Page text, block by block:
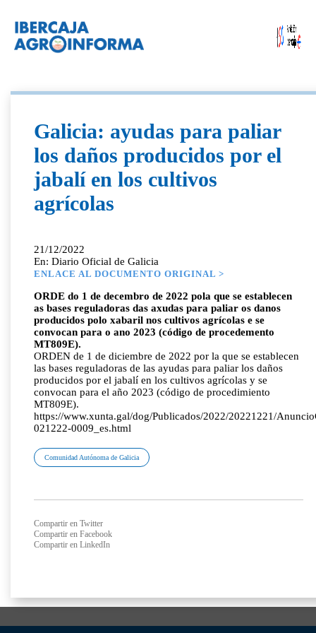
Galicia: ayudas para paliar
los daños producidos por el
jabalí en los cultivos
agrícolas
21/12/2022
En: Diario Oficial de Galicia
ENLACE AL DOCUMENTO ORIGINAL >
ORDE do 1 de decembro de 2022 pola que se establecen
as bases reguladoras das axudas para paliar os danos
producidos polo xabaril nos cultivos agrícolas e se
convocan para o ano 2023 (código de procedemento
MT809E).
ORDEN de 1 de diciembre de 2022 por la que se establecen
las bases reguladoras de las ayudas para paliar los daños
producidos por el jabalí en los cultivos agrícolas y se
convocan para el año 2023 (código de procedimiento
MT809E).
https://www.xunta.gal/dog/Publicados/2022/20221221/
021222-0009_es.html
Comunidad Autónoma de Galicia
Compartir en Twitter
Compartir en Facebook
Compartir en LinkedIn